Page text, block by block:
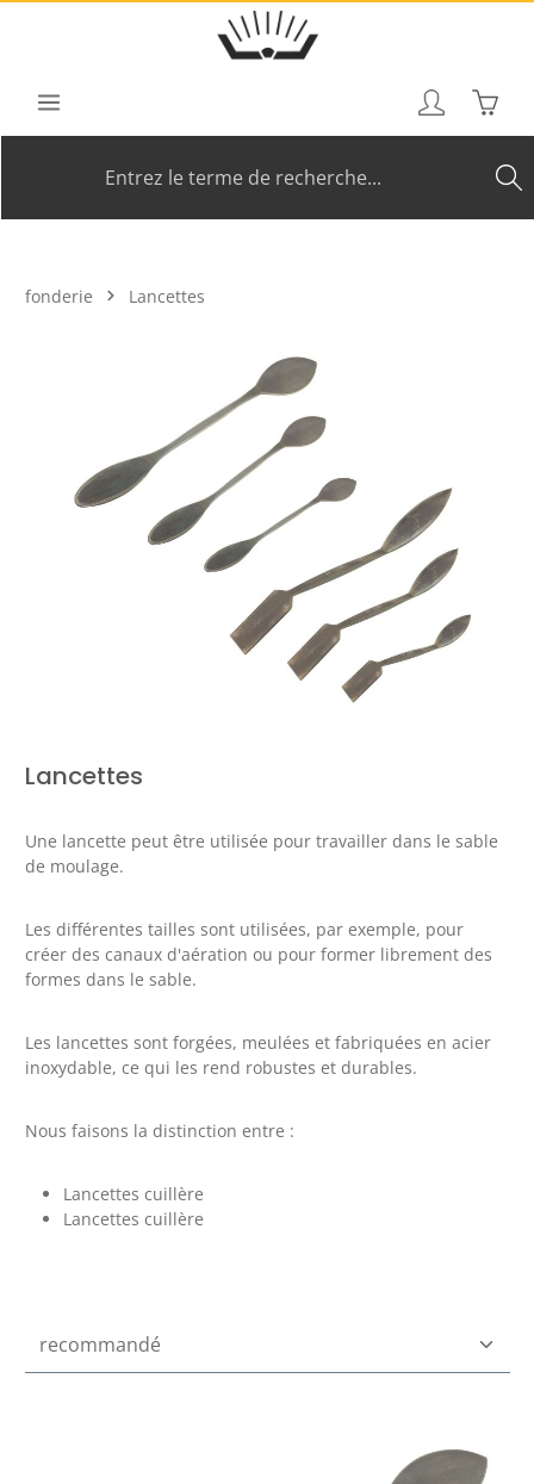
Passer au contenu principal
Le
fonderie Lancettes
Lancettes
Une lancette peut être utilisée pour travailler dans le sable
de moulage.
Les différentes tailles sont utilisées, par exemple, pour
créer des canaux d'aération ou pour former librement des
formes dans le sable.
Les lancettes sont forgées, meulées et fabriquées en acier
inoxydable, ce qui les rend robustes et durables.
Nous faisons la distinction entre :
Lancettes cuillère
Lancettes cuillère